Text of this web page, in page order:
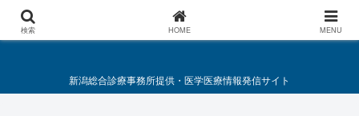
総合診療・救急医療施策要綱
新潟総合診療事務所提供・医学医療情報発信サイト
検索 HOME MENU